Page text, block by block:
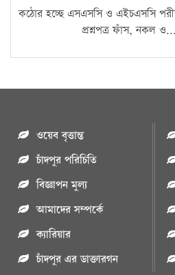
কঠোর হচ্ছে এসএসসি ও এইচএসসি
প্রশ্নপত্র ফাঁস, নকল ও...
ওয়েব বৃত্তান্ত
চাঁদপুর পরিচিতি
বিজ্ঞাপন মুল্য
আমাদের সম্পর্কে
ক্যারিয়ার
চাঁদপুর এর ডাক্তারগন